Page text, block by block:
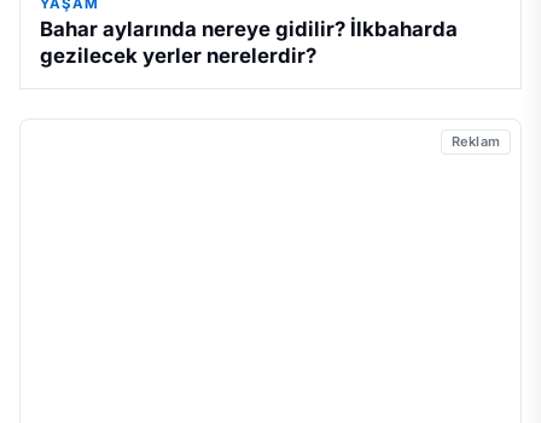
Bahar aylarında nereye gidilir? İlkbaharda
gezilecek yerler nerelerdir?
Reklam